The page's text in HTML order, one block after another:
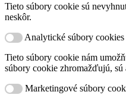
Tieto súbory cookie sú
neskôr.
Analytické súbory cookies
Tieto súbory cookie nám
súbory cookie zhromažďujú, sú
Marketingové súbory